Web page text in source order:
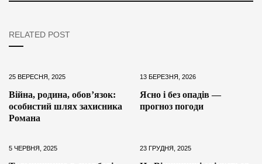
RELATED POST
25 ВЕРЕСНЯ, 2025
Війна, родина, обов’язок:
особистий шлях захисника
Романа
13 БЕРЕЗНЯ, 2026
Ясно і без опадів —
прогноз погоди
5 ЧЕРВНЯ, 2025 23 ГРУДНЯ, 2025